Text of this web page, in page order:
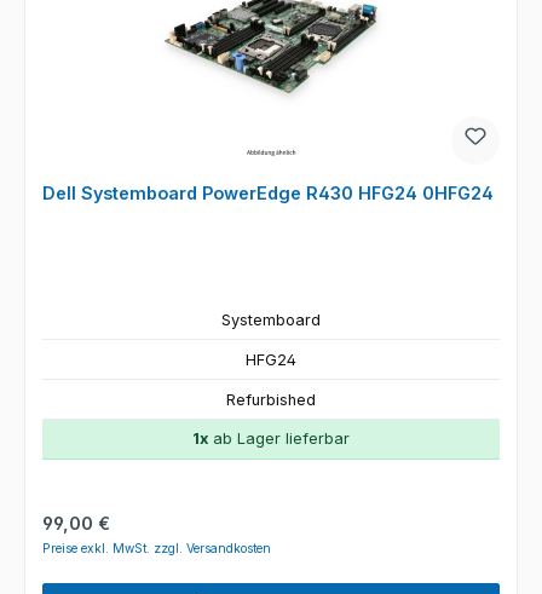
Dell Systemboard PowerEdge R430 HFG24 0HFG24
Systemboard
HFG24
Refurbished
1x ab Lager lieferbar
Regulärer Preis:
99,00 €
Preise exkl. MwSt. zzgl. Versandkosten